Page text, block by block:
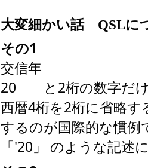
大変細かい話　QSL
その1
交信年
20　　と2桁の数字だ
西暦4桁を2桁に省略
するのが国際的な慣
「'20」 のような記述